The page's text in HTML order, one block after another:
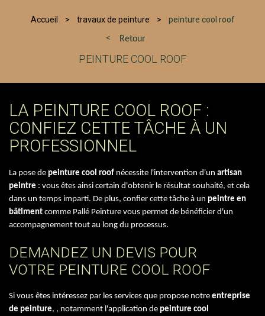
Accueil travaux de peinture peinture cool roof
Retour
PEINTURE COOL ROOF
LA PEINTURE COOL ROOF :
CONFIEZ CETTE TÂCHE À UN
PROFESSIONNEL
La pose de peinture cool roof nécessite l'intervention d'un artisan
peintre : vous êtes ainsi certain d'obtenir le résultat souhaité, et cela
dans un temps imparti. De plus, confier cette tâche à un peintre en
bâtiment comme Pallé Peinture vous permet de bénéficier d'un
accompagnement tout au long du processus.
DEMANDEZ UN DEVIS POUR
VOTRE PEINTURE COOL ROOF
Si vous êtes intéressez par les services que propose notre entreprise
de peinture, , notamment l'application de peinture cool